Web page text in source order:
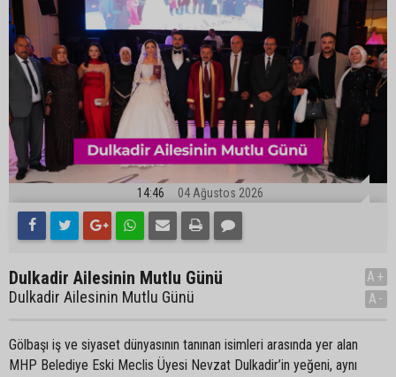
14:46 04 Ağustos 2026
Dulkadir Ailesinin Mutlu Günü
Dulkadir Ailesinin Mutlu Günü
A+
A-
Gölbaşı iş ve siyaset dünyasının tanınan isimleri arasında yer alan
MHP Belediye Eski Meclis Üyesi Nevzat Dulkadir’in yeğeni, aynı